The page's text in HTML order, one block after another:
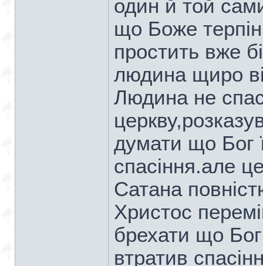
один й той
що Боже
простить вже
людина щиро
Людина не
думати що Бог
спасіння.але
Сатана
Христос
брехати що
втратив